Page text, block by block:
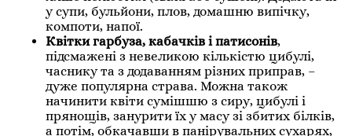
у супи, бульйони, плов, домашню випічку,
компоти, напої.
Квітки гарбуза, кабачків і патисонів,
підсмажені з невеликою кількістю цибулі,
часнику та з додаванням різних приправ, –
дуже популярна страва. Можна також
начинити квіти сумішшю з сиру, цибулі і
прянощів, занурити їх у масу зі збитих білків,
а потім, обкачавши в панірувальних сухарях,